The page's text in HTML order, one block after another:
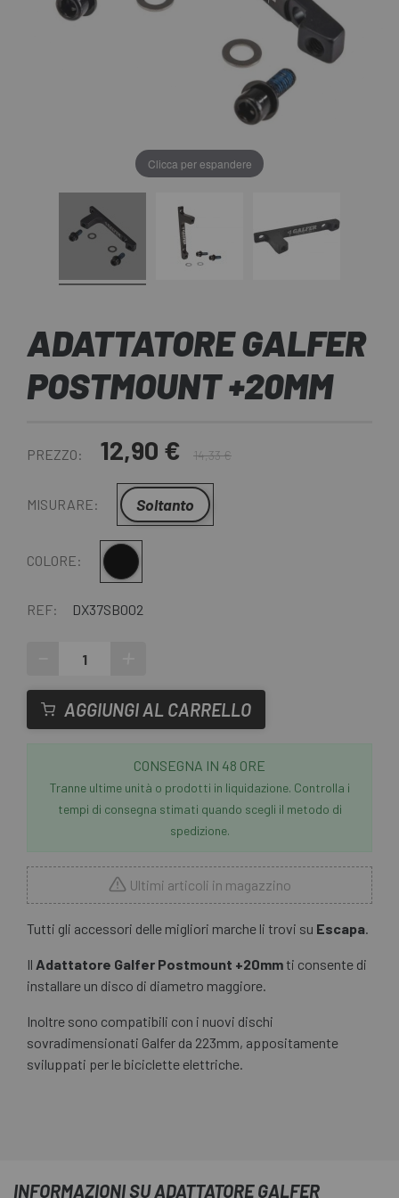
Clicca per espandere
ADATTATORE GALFER
POSTMOUNT +20MM
PREZZO: 12,90 € 14,33 €
MISURARE: Soltanto
COLORE: Nero
REF: DX37SB002
AGGIUNGI AL CARRELLO
CONSEGNA IN 48 ORE
Tranne ultime unità o prodotti in liquidazione. Controlla i
tempi di consegna stimati quando scegli il metodo di
spedizione.
Ultimi articoli in magazzino
Tutti gli accessori delle migliori marche li trovi su Escapa.
Il Adattatore Galfer Postmount +20mmti consente di
installare un disco di diametro maggiore.
Inoltre sono compatibili con i nuovi dischi
sovradimensionati Galfer da 223mm, appositamente
sviluppati per le biciclette elettriche.
INFORMAZIONI SU ADATTATORE GALFER